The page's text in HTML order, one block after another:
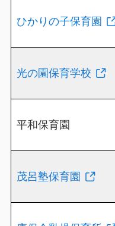
ひかりの子保育園
光の園保育学校
平和保育園
茂呂塾保育園